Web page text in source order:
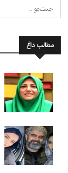
مطالب داغ